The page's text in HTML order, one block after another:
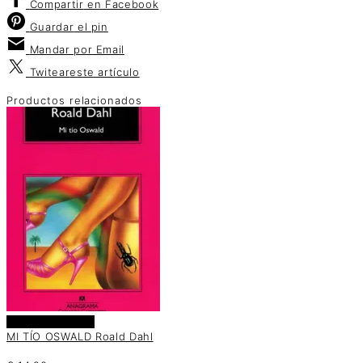
Compartir en Facebook
Guardar el pin
Mandar por Email
Twiteareste artículo
Productos relacionados
MI TÍO OSWALD Roald Dahl